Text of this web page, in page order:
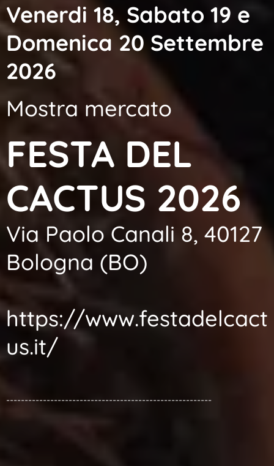
Venerdi 18, Sabato 19 e
Domenica 20 Settembre
2026
Mostra mercato
FESTA DEL
CACTUS 2026
Via Paolo Canali 8, 40127
Bologna (BO)
https://www.festadelcact
us.it/
--------------------------------------------------------